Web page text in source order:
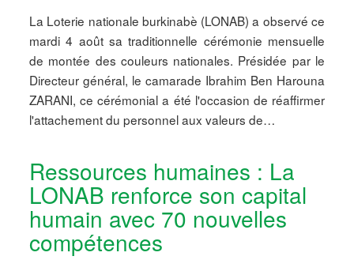
La Loterie nationale burkinabè (LONAB) a observé ce
mardi 4 août sa traditionnelle cérémonie mensuelle
de montée des couleurs nationales. Présidée par le
Directeur général, le camarade Ibrahim Ben Harouna
ZARANI, ce cérémonial a été l'occasion de réaffirmer
l'attachement du personnel aux valeurs de…
Ressources humaines : La
LONAB renforce son capital
humain avec 70 nouvelles
compétences